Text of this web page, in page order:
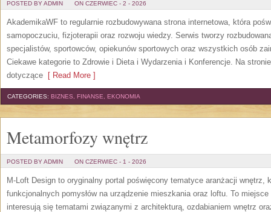
POSTED BY ADMIN ON CZERWIEC - 2 - 2026
AkademikaWF to regularnie rozbudowywana strona internetowa, która
samopoczuciu, fizjoterapii oraz rozwoju wiedzy. Serwis tworzy
specjalistów, sportowców, opiekunów sportowych oraz wszystkich osób
Ciekawe kategorie to Zdrowie i Dieta i Wydarzenia i Konferencje. Na
dotyczące [ Read More ]
CATEGORIES: BIZNES, FINANSE, EKONOMIA
Metamorfozy wnętrz
POSTED BY ADMIN ON CZERWIEC - 1 - 2026
M-Loft Design to oryginalny portal poświęcony tematyce aranżacji wnętrz,
funkcjonalnych pomysłów na urządzenie mieszkania oraz loftu. To
interesują się tematami związanymi z architekturą, ozdabianiem wnętrz